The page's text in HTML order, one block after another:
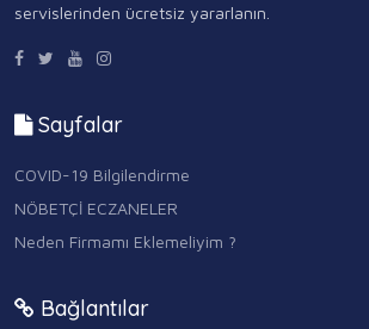
servislerinden ücretsiz yararlanın.
Sayfalar
COVID-19 Bilgilendirme
NÖBETÇİ ECZANELER
Neden Firmamı Eklemeliyim ?
Bağlantılar